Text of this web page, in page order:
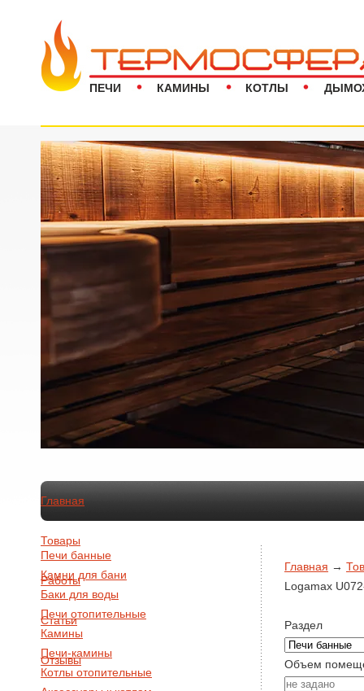
ПЕЧИ КАМИНЫ КОТЛЫ
Главная
Товары
Работы
Статьи
Отзывы
Печи банные
Камни для бани
Баки для воды
Печи отопительные
Камины
Печи-камины
Котлы отопительные
Главная →
Logamax
Раздел
Объем